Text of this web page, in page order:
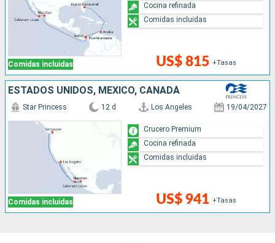
Comidas incluidas US$ 815 +Tasas
Cocina refinada
Comidas incluidas
ESTADOS UNIDOS, MÉXICO, CANADÁ
Comidas incluidas
Star Princess 12 d Los Angeles 19/04/2027
US$ 941 +Tasas
Crucero Premium
Cocina refinada
Comidas incluidas